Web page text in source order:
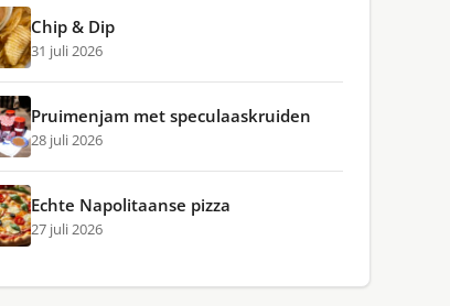
Chip & Dip
31 juli 2026
Pruimenjam met speculaaskruiden
28 juli 2026
Echte Napolitaanse pizza
27 juli 2026